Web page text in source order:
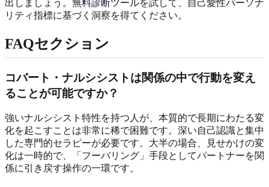
出しましょう。 無料診断ツールを試して、自己愛性パーソナ
リティ指標に基づく洞察を得てください。
FAQセクション
コバート・ナルシシストは関係の中で行動を変え
ることが可能ですか？
強いナルシシスト特性を持つ人が、本質的で長期にわたる変
化を起こすことは非常に稀で困難です。深い自己認識と集中
した専門的セラピーが必要です。大半の場合、見せかけの変
化は一時的で、「フーバリング」手段としてパートナーを関
係に引き戻す操作の一環です。